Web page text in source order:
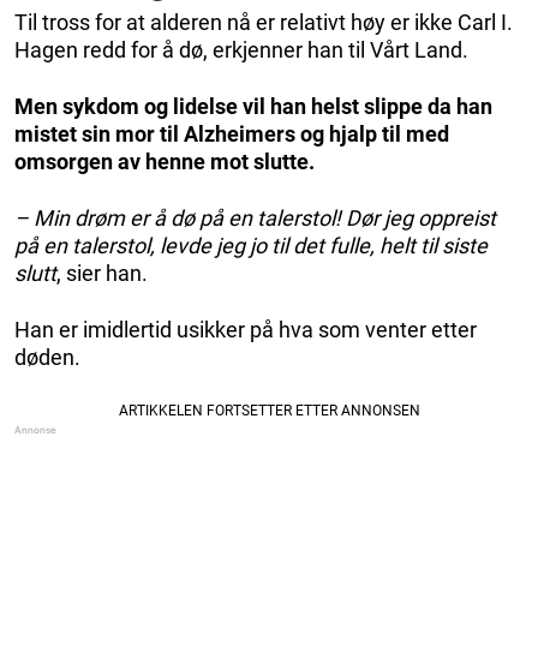
Til tross for at alderen nå er relativt høy er ikke Carl I.
Hagen redd for å dø, erkjenner han til Vårt Land.
Men sykdom og lidelse vil han helst slippe da han
mistet sin mor til Alzheimers og hjalp til med
omsorgen av henne mot slutte.
– Min drøm er å dø på en talerstol! Dør jeg oppreist
på en talerstol, levde jeg jo til det fulle, helt til siste
slutt, sier han.
Han er imidlertid usikker på hva som venter etter
døden.